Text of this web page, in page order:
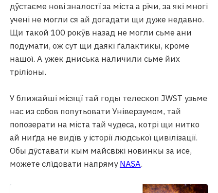
дӯстаєме нові зналостї за міста а рїчи, за які многі
учені не могли ся ай догадати щи дуже недавно.
Щи такой 100 рокӯв назад не могли сьме ани
подумати, ож сут щи даякі ґалактикы, кроме
нашої. А ужек дниська наличили сьме йих
тріліоны.
У ближайші місяцї тай годы телескоп JWST узьме
нас из собов попутьовати Універзумом, тай
попозерати на міста тай чудеса, котрі щи нитко
ай ниґда не видїв у історії людської цивілізації.
Обы дӯставати кым майсвіжі новинкы за исе,
можете слїдовати напрямуNASA.